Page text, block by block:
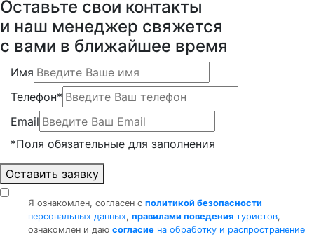
Оставьте свои контакты
и наш менеджер свяжется
с вами в ближайшее время
Имя
Телефон*
Email
*Поля обязательные для заполнения
Оставить заявку
Я ознакомлен, согласен с политикой безопасности
персональных данных, правилами поведения туристов,
ознакомлен и даю согласие на обработку и распространение